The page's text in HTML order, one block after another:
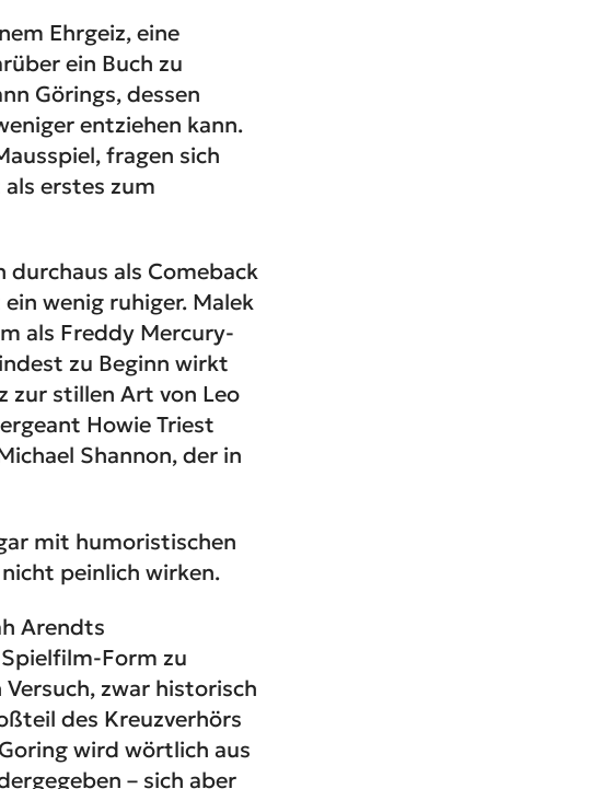
Ehrgeiz, eine
ein Buch zu
Görings, dessen
entziehen kann.
fragen sich
erstes zum
als Comeback
wenig ruhiger. Malek
als Freddy Mercury-
zu Beginn wirkt
zur stillen Art von Leo
Howie Triest
Shannon, der in
mit humoristischen
peinlich wirken.
Arendts
Form zu
zwar historisch
des Kreuzverhörs
wird wörtlich aus
– sich aber